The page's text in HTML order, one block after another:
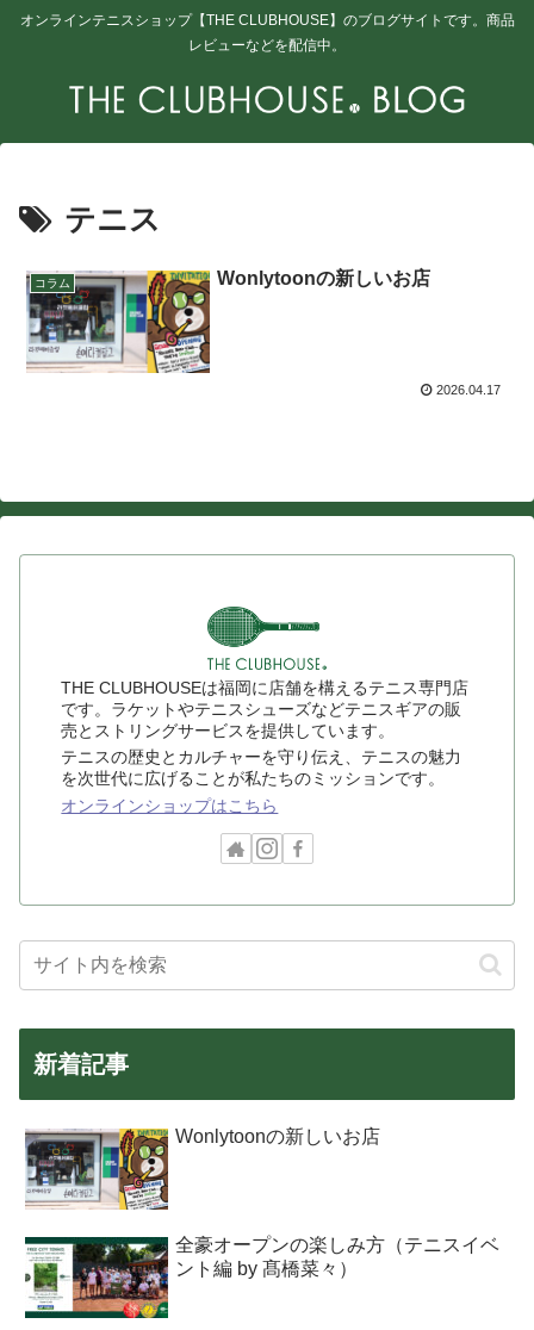
オンラインテニスショップ【THE CLUBHOUSE】のブログサイトです。商品
レビューなどを配信中。
テニス
コラム Wonlytoonの新しいお店
2026.04.17
THE CLUBHOUSEは福岡に店舗を構えるテニス専門店
です。ラケットやテニスシューズなどテニスギアの販
売とストリングサービスを提供しています。
テニスの歴史とカルチャーを守り伝え、テニスの魅力
を次世代に広げることが私たちのミッションです。
オンラインショップはこちら
新着記事
Wonlytoonの新しいお店
全豪オープンの楽しみ方（テニスイベ
ント編 by 髙橋菜々）